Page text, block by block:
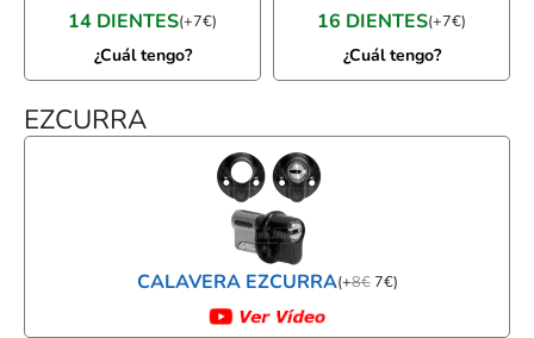
14 DIENTES(+7€)
¿Cuál tengo?
16 DIENTES(+7€)
¿Cuál tengo?
EZCURRA
CALAVERA EZCURRA(+8€7€)